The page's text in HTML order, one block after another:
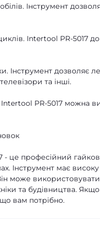
Інструмент
Intertool PR-5017
Інструмент дозволяє
та інші.
PR-5017 можна
- це професійний
Інструмент має
може
та будівництва.
вам потрібно.